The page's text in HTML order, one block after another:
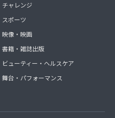
チャレンジ
スポーツ
映像・映画
書籍・雑誌出版
ビューティー・ヘルスケア
舞台・パフォーマンス